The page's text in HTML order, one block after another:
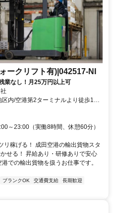
ークリフト有)|042517-NI
業なし！月25万円以上可
内/空港第2ターミナルより徒歩10
～23:00（実働8時間、休憩60分）
リ稼げる！ 成田空港の輸出貨物スタ
せる！ 昇給あり・研修ありで安心
での輸出貨物を扱うお仕事です。
ブランクOK 交通費支給
長期歓迎